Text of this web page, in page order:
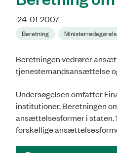
24-01-2007
Beretning
Beretningen vedrører
tjenestemandsansættelse
Undersøgelsen omfatter
institutioner. Beretningen
ansættelsesformer i staten.
forskellige